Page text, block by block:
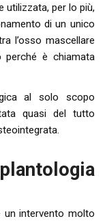
utilizzata, per lo più,
di un unico
l’osso mascellare
è chiamata
al solo scopo
quasi del tutto
un intervento molto